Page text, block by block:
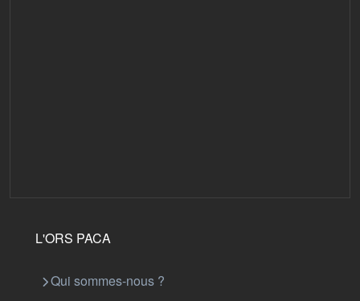
L'ORS PACA
Qui sommes-nous ?